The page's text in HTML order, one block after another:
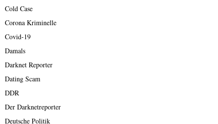
Cold Case
Corona Kriminelle
Covid-19
Damals
Darknet Reporter
Dating Scam
DDR
Der Darknetreporter
Deutsche Politik